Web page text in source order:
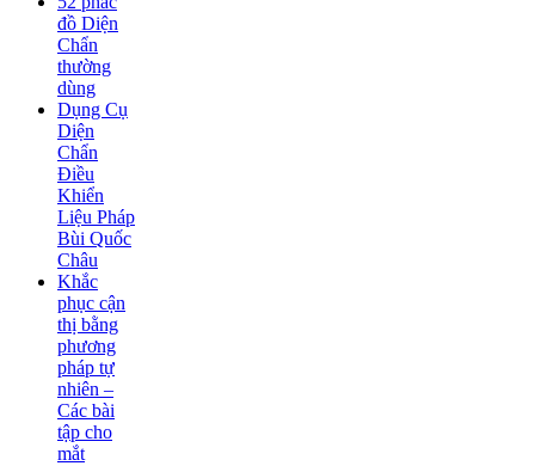
đồ Diện
Chẩn
thường
dùng
Dụng Cụ
Diện
Chẩn
Điều
Khiển
Liệu Pháp
Bùi Quốc
Châu
Khắc
phục cận
thị bằng
phương
pháp tự
nhiên –
Các bài
tập cho
mắt